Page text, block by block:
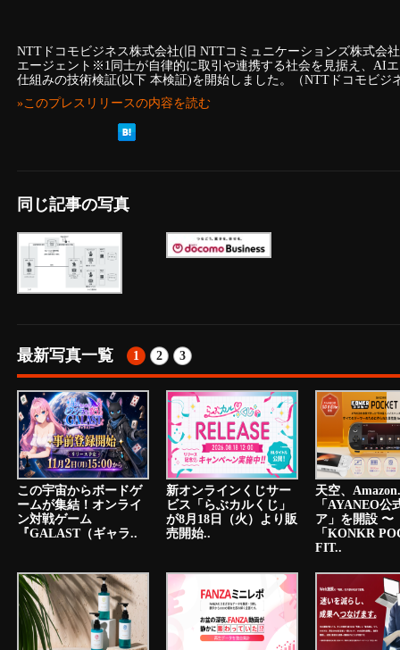
NTTドコモビジネス株式会社(旧 NTTコミュニケーションズ株式会
エージェント※1同士が自律的に取引や連携する社会を見据え、AI
仕組みの技術検証(以下 本検証)を開始しました。（NTTドコモビジ
»このプレスリリースの内容を読む
同じ記事の写真
最新写真一覧 1 2 3
この宇宙からボードゲ
ームが集結！オンライ
ン対戦ゲーム
『GALAST（ギャラ..
新オンラインくじサー
ビス「らぶカルくじ」
が8月18日（火）より販
売開始..
天空、
「AYANEO公
ア」を開設 〜
「KONKR
FIT..